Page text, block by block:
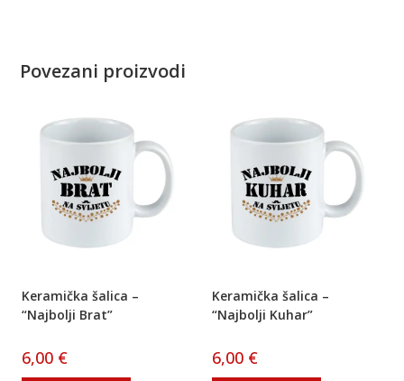
Povezani proizvodi
Keramička šalica –
“Najbolji Brat”
6,00 €
Keramička šalica –
“Najbolji Kuhar”
6,00 €